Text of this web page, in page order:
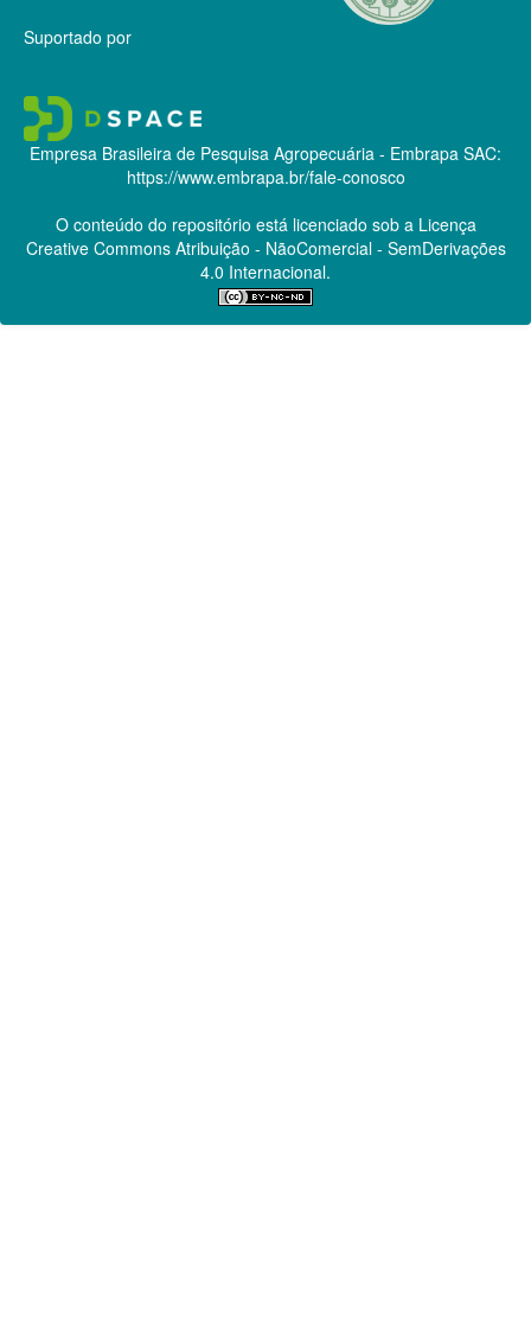
Suportado por
Empresa Brasileira de Pesquisa Agropecuária - Embrapa SAC:
https://www.embrapa.br/fale-conosco
O conteúdo do repositório está licenciado sob a Licença
Creative CommonsAtribuição - NãoComercial - SemDerivações
4.0 Internacional.